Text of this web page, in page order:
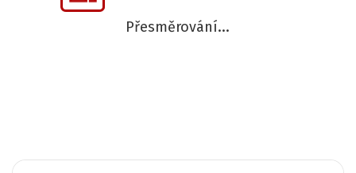
Přesměrování...